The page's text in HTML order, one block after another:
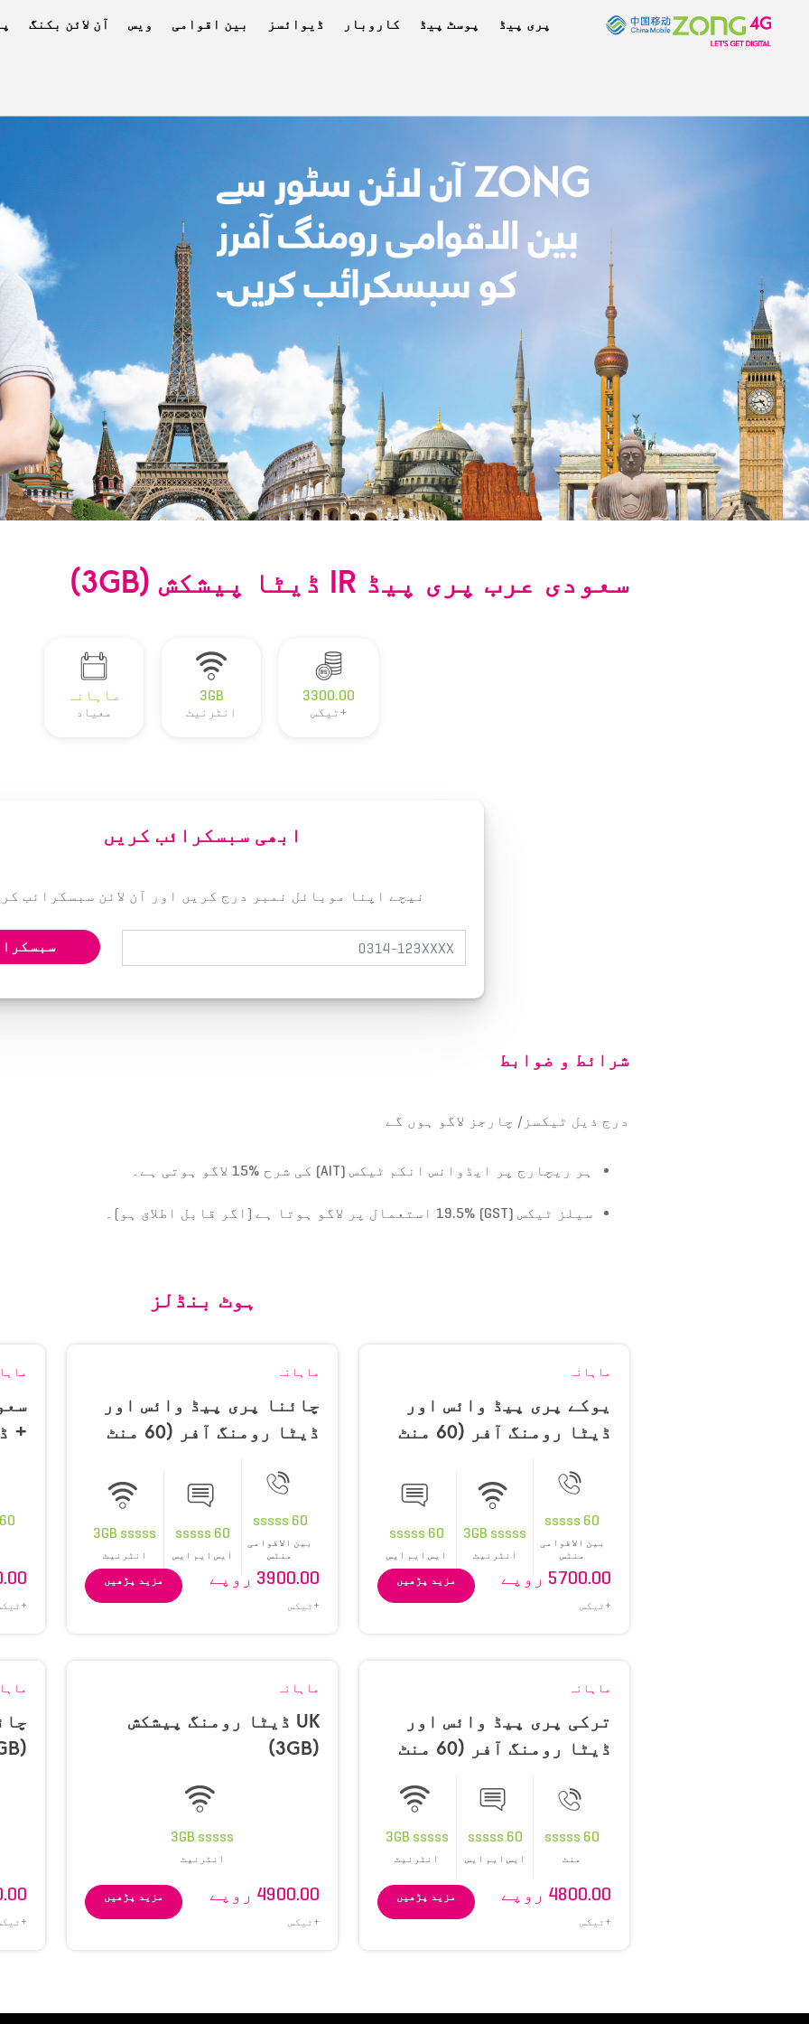
پری پیڈ پوسٹ پیڈ کاروبار ڈیوائسز بین اقوامی ویس آن لائن بکنگ
سعودی عرب پری پیڈ IR ڈیٹا پیشکش (3GB)
3300.00
+ٹیکس
3GB
انٹرنیٹ
ماہانہ
معیاد
ابھی سبسکرائب کریں
نیچے اپنا موبائل نمبر درج کریں اور آن لائن سبسکرائب
شرائط و ضوابط
درج ذیل ٹیکسز/ چارجز لاگو ہوں گے
ہر ریچارج پر ایڈوانس انکم ٹیکس (AIT) کی شرح %15 لاگو ہوتی ہے۔
سیلز ٹیکس (GST)
19.5%استعمال پر لاگو ہوتا ہے (اگر قابل اطلاق ہو)۔
ہوٹ بنڈلز
ماہانہ
یوکے پری پیڈ وائس اور
ڈیٹا رومنگ آفر (60 منٹ
60 sssss
بین الاقوامی
منٹس
3GB sssss
انٹرنیٹ
60 sssss
ایس ایم ایس
5700.00 روپے
+ٹیکس
مزید پڑھیں
ماہانہ
چائنا پری پیڈ وائس اور
ڈیٹا رومنگ آفر (60 منٹ
60 sssss
بین الاقوامی
منٹس
60 sssss
ایس ایم ایس
3GB sssss
انٹرنیٹ
3900.00 روپے
+ٹیکس
مزید پڑھیں
60 sssss
ماہانہ
ترکی پری پیڈ وائس اور
ڈیٹا رومنگ آفر (60 منٹ
60 sssss
منٹ
60 sssss
ایس ایم ایس
3GB sssss
انٹرنیٹ
4800.00 روپے
+ٹیکس
مزید پڑھیں
ماہانہ
UK ڈیٹا رومنگ پیشکش
(3GB)
3GB sssss
انٹرنیٹ
4900.00 روپے
+ٹیکس
مزید پڑھیں
(3GB)